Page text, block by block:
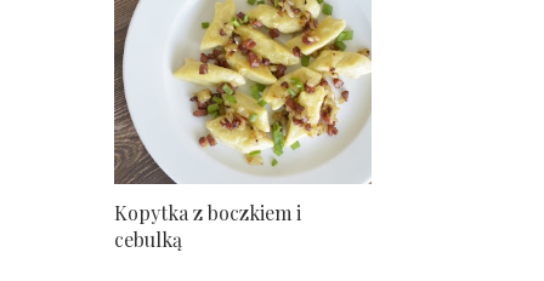
Kopytka z boczkiem i
cebulką